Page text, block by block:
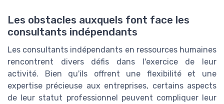
Les obstacles auxquels font face les
consultants indépendants
Les consultants indépendants en ressources humaines
rencontrent divers défis dans l'exercice de leur
activité. Bien qu'ils offrent une flexibilité et une
expertise précieuse aux entreprises, certains aspects
de leur statut professionnel peuvent compliquer leur